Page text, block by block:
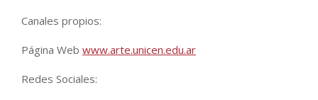
Canales propios:
Página Web www.arte.unicen.edu.ar
Redes Sociales: